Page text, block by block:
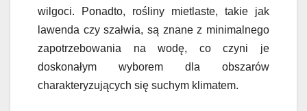
wilgoci. Ponadto, rośliny mietlaste, takie jak
lawenda czy szałwia, są znane z minimalnego
zapotrzebowania na wodę, co czyni je
doskonałym wyborem dla obszarów
charakteryzujących się suchym klimatem.